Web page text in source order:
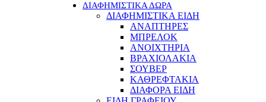
ΔΙΑΦΗΜΙΣΤΙΚΑ ΔΩΡΑ
ΔΙΑΦΗΜΙΣΤΙΚΑ ΕΙΔΗ
ΑΝΑΠΤΗΡΕΣ
ΜΠΡΕΛΟΚ
ΑΝΟΙΧΤΗΡΙΑ
ΒΡΑΧΙΟΛΑΚΙΑ
ΣΟΥΒΕΡ
ΚΑΘΡΕΦΤΑΚΙΑ
ΔΙΑΦΟΡΑ ΕΙΔΗ